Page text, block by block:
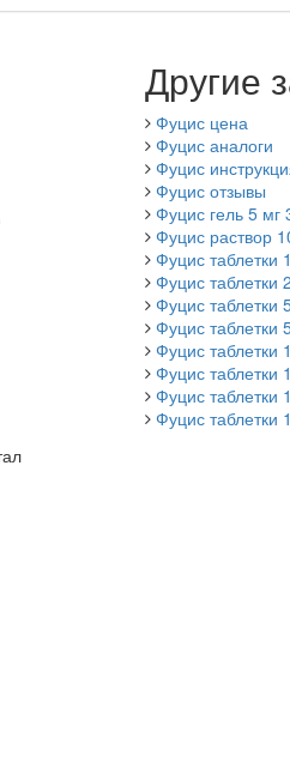
Другие
Фуцис цена
Фуцис аналоги
Фуцис
Фуцис отзывы
Фуцис гель 5 мг
Фуцис раствор
Фуцис таблетки
Фуцис таблетки
Фуцис таблетки
Фуцис таблетки
Фуцис таблетки
Фуцис таблетки
Фуцис таблетки
Фуцис таблетки